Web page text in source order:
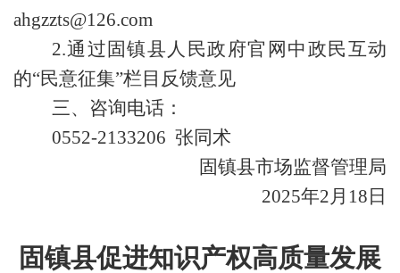
ahgzzts@126.com
2.通过固镇县人民政府官网中政民互动
的“民意征集”栏目反馈意见
三、咨询电话：
0552-2133206 张同术
固镇县市场监督管理局
2025年2月18日
固镇县促进知识产权高质量发展